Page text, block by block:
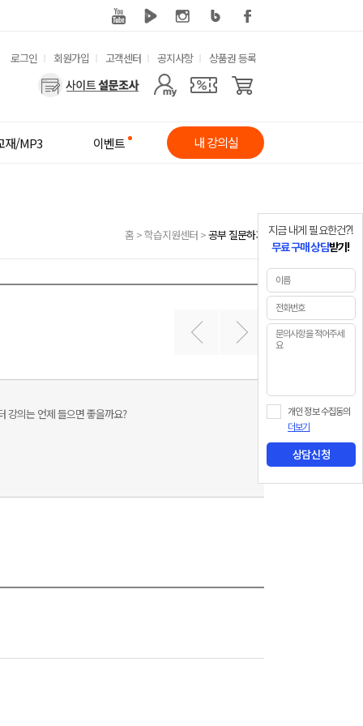
유
메
뉴
로그인 회원가입 고객센터 공지사항 상품권 등록
사
메
재/MP3 이벤트 내 강의실
홈 >학습지원센터 >공부 질문하기
강의는 언제 들으면 좋을까요?
지금 내게 필요한건?!
무료 구매 상담받기!
개인 정보 수집동의
더보기
상담신청